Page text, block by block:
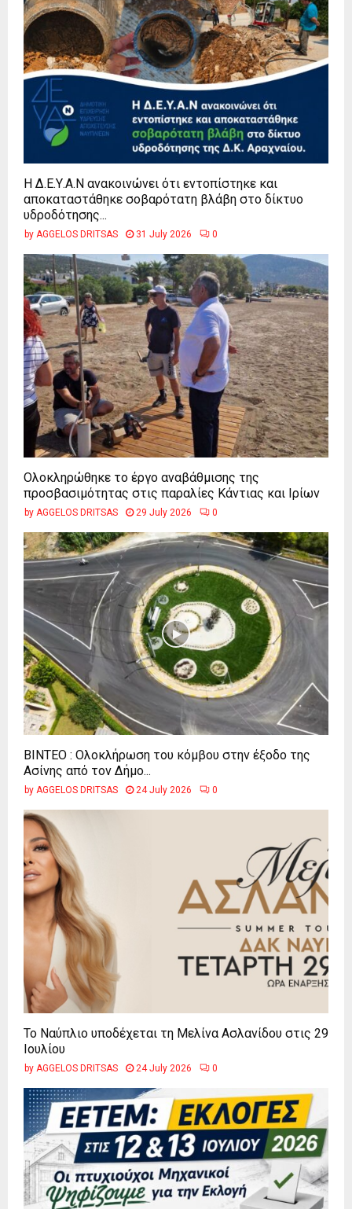
Η Δ.Ε.Υ.Α.Ν ανακοινώνει ότι εντοπίστηκε και
αποκαταστάθηκε σοβαρότατη βλάβη στο δίκτυο
υδροδότησης...
by AGGELOS DRITSAS 31 July 2026 0
Ολοκληρώθηκε το έργο αναβάθμισης της
προσβασιμότητας στις παραλίες Κάντιας και Ιρίων
by AGGELOS DRITSAS 29 July 2026 0
ΒΙΝΤΕΟ : Ολοκλήρωση του κόμβου στην έξοδο της
Ασίνης από τον Δήμο...
by AGGELOS DRITSAS 24 July 2026 0
Το Ναύπλιο υποδέχεται τη Μελίνα Ασλανίδου στις 29
Ιουλίου
by AGGELOS DRITSAS 24 July 2026 0